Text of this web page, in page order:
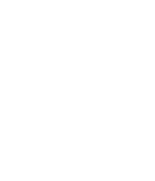
e mais.
devoluções.